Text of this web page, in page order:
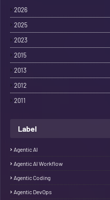
2026
2025
2023
2015
2013
2012
2011
Label
Agentic AI
Agentic AI Workflow
Agentic Coding
Agentic DevOps